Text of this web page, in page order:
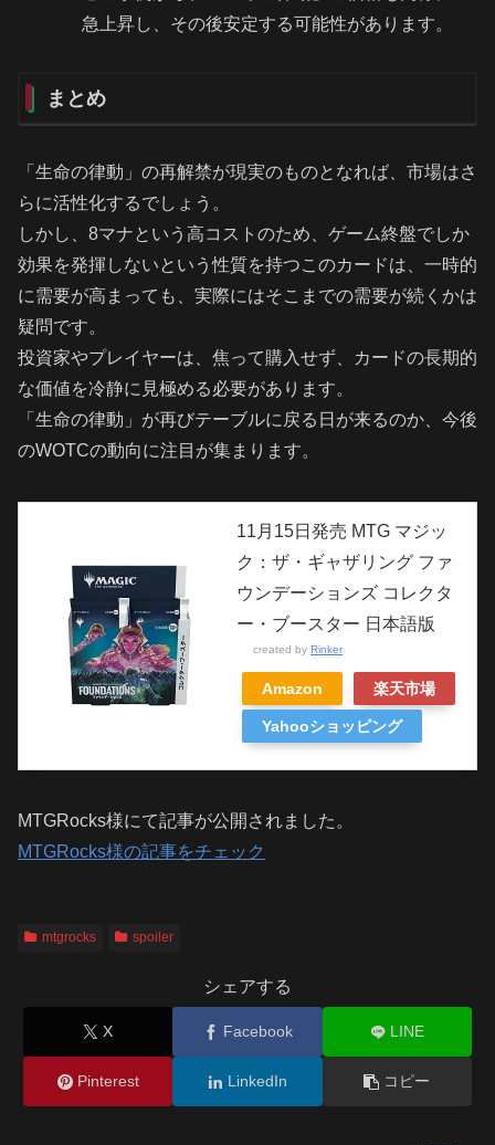
急上昇し、その後安定する可能性があります。
まとめ
「生命の律動」の再解禁が現実のものとなれば、市場はさ
らに活性化するでしょう。
しかし、8マナという高コストのため、ゲーム終盤でしか
効果を発揮しないという性質を持つこのカードは、一時的
に需要が高まっても、実際にはそこまでの需要が続くかは
疑問です。
投資家やプレイヤーは、焦って購入せず、カードの長期的
な価値を冷静に見極める必要があります。
「生命の律動」が再びテーブルに戻る日が来るのか、今後
のWOTCの動向に注目が集まります。
11月15日発売 MTG マジッ
ク：ザ・ギャザリング ファ
ウンデーションズ コレクタ
ー・ブースター 日本語版
created by Rinker
Amazon 楽天市場
Yahooショッピング
MTGRocks様にて記事が公開されました。
MTGRocks様の記事をチェック
mtgrocks spoiler
シェアする
X Facebook LINE
Pinterest LinkedIn コピー